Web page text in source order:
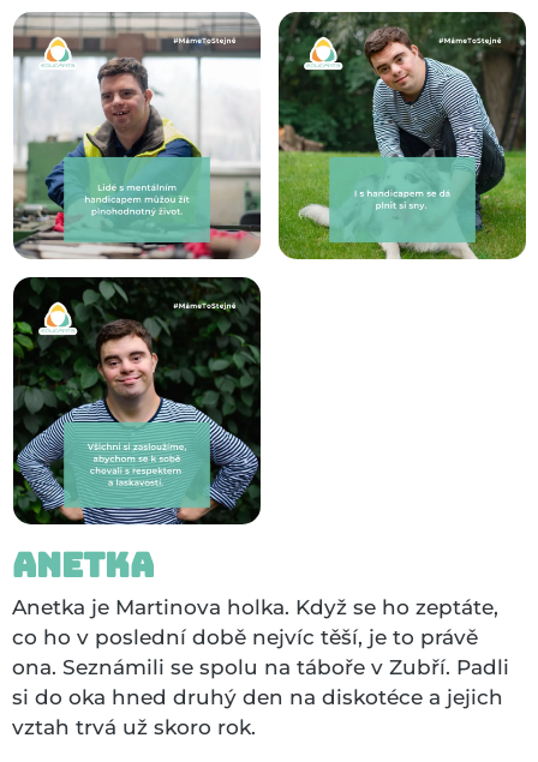
Anetka
Anetka je Martinova holka. Když se ho zeptáte,
co ho v poslední době nejvíc těší, je to právě
ona. Seznámili se spolu na táboře v Zubří. Padli
si do oka hned druhý den na diskotéce a jejich
vztah trvá už skoro rok.